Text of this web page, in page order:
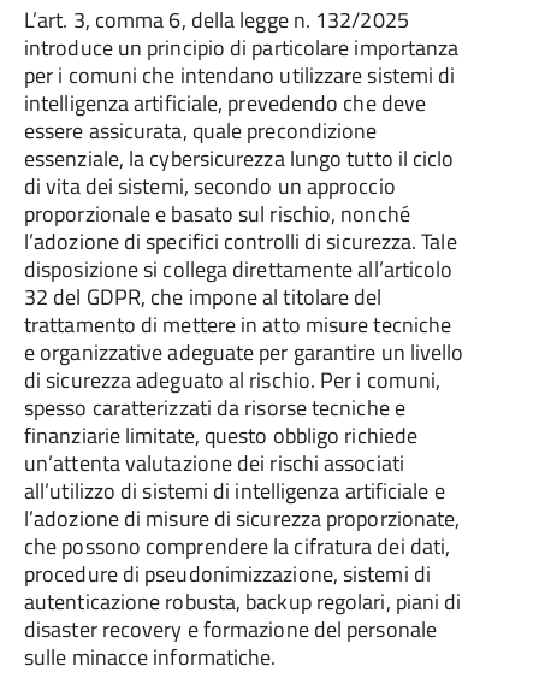
L’art. 3, comma 6, della legge n. 132/2025
introduce un principio di particolare importanza
per i comuni che intendano utilizzare sistemi di
intelligenza artificiale, prevedendo che deve
essere assicurata, quale precondizione
essenziale, la cybersicurezza lungo tutto il ciclo
di vita dei sistemi, secondo un approccio
proporzionale e basato sul rischio, nonché
l’adozione di specifici controlli di sicurezza. Tale
disposizione si collega direttamente all’articolo
32 del GDPR, che impone al titolare del
trattamento di mettere in atto misure tecniche
e organizzative adeguate per garantire un livello
di sicurezza adeguato al rischio. Per i comuni,
spesso caratterizzati da risorse tecniche e
finanziarie limitate, questo obbligo richiede
un’attenta valutazione dei rischi associati
all’utilizzo di sistemi di intelligenza artificiale e
l’adozione di misure di sicurezza proporzionate,
che possono comprendere la cifratura dei dati,
procedure di pseudonimizzazione, sistemi di
autenticazione robusta, backup regolari, piani di
disaster recovery e formazione del personale
sulle minacce informatiche.